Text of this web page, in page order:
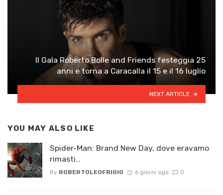
Il Gala Roberto Bolle and Friends festeggia 25
anni e torna a Caracalla il 15 e il 16 luglio
NEXT ARTICLE
YOU MAY ALSO LIKE
Spider-Man: Brand New Day, dove eravamo
rimasti…
By ROBERTOLEOFRIGIO 6 giorni ago 0